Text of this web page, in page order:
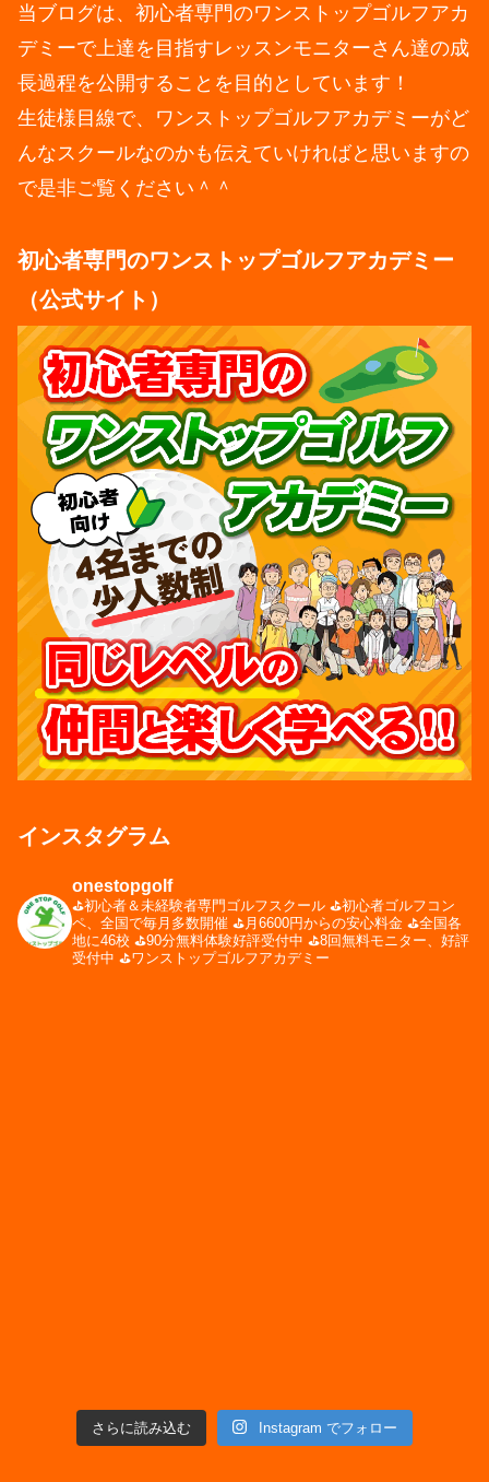
当ブログは、初心者専門のワンストップゴルフアカ
デミーで上達を目指すレッスンモニターさん達の成
長過程を公開することを目的としています！
生徒様目線で、ワンストップゴルフアカデミーがど
んなスクールなのかも伝えていければと思いますの
で是非ご覧ください＾＾
初心者専門のワンストップゴルフアカデミー
（公式サイト）
インスタグラム
onestopgolf
⛳️初心者＆未経験者専門ゴルフスクール ⛳️初心者ゴルフコン
ペ、全国で毎月多数開催 ⛳️月6600円からの安心料金 ⛳️全国各
地に46校 ⛳️90分無料体験好評受付中 ⛳️8回無料モニター、好評
受付中 ⛳️ワンストップゴルフアカデミー
さらに読み込む Instagram でフォロー